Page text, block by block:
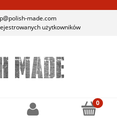
made.com
użytkowników